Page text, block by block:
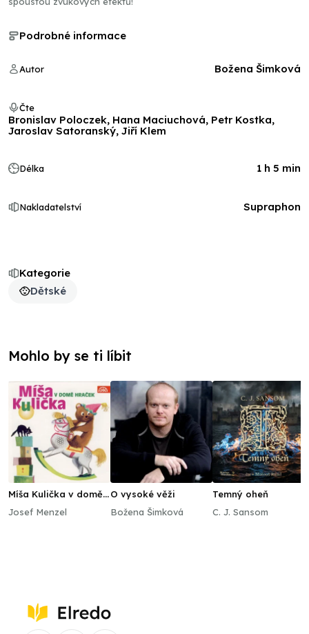
Kategorie
Dětské
Podrobné informace
Autor Božena Šimková
Čte
Bronislav Poloczek, Hana Maciuchová, Petr Kostka,
Jaroslav Satoranský, Jiří Klem
Délka 1 h 5 min
Nakladatelství Supraphon
Mohlo by se ti líbit
Míša Kulička v domě
Josef Menzel
O vysoké věži
Božena Šimková
Temný oheň
C. J. Sansom